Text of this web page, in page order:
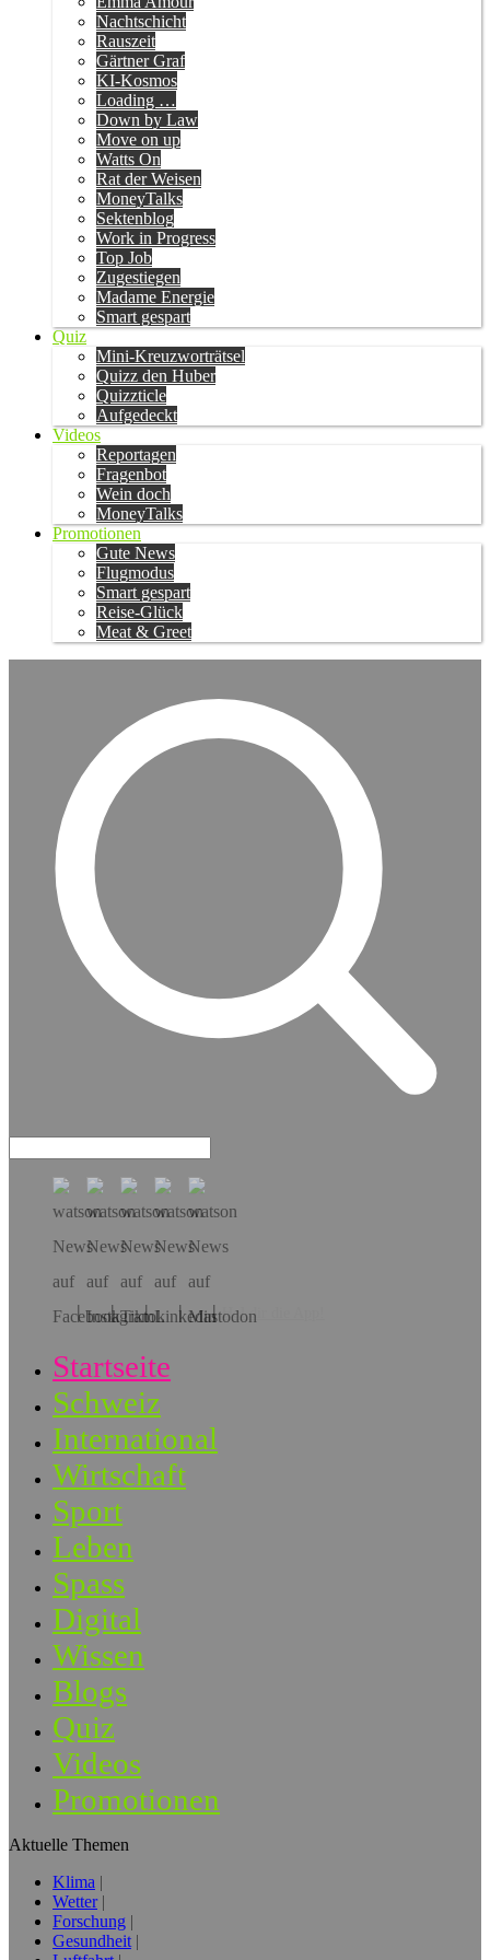
Nachtschicht
Rauszeit
Gärtner Graf
KI-Kosmos
Loading …
Down by Law
Move on up
Watts On
Rat der Weisen
MoneyTalks
Sektenblog
Work in Progress
Top Job
Zugestiegen
Madame Energie
Smart gespart
Quiz
Mini-Kreuzworträtsel
Quizz den Huber
Quizzticle
Aufgedeckt
Videos
Reportagen
Fragenbot
Wein doch
MoneyTalks
Promotionen
Gute News
Flugmodus
Smart gespart
Reise-Glück
Meat & Greet
Hol dir die App!
Startseite
Schweiz
International
Wirtschaft
Sport
Leben
Spass
Digital
Wissen
Blogs
Quiz
Videos
Promotionen
Aktuelle Themen
Klima
Wetter
Forschung
Gesundheit